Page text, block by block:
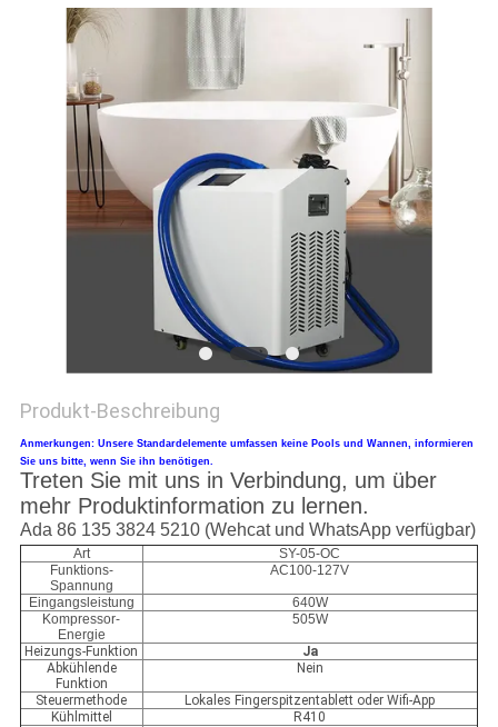
ZITAT
SITEMAP
PRIVACY
POLICY
Produkt-Beschreibung
Anmerkungen: Unsere Standardelemente umfassen keine Pools und Wannen, informieren
Sie uns bitte, wenn Sie ihn benötigen.
Treten Sie mit uns in Verbindung, um über
mehr Produktinformation zu lernen.
Ada 86 135 3824 5210 (Wehcat und WhatsApp verfügbar)
Art
SY-05-OC
Funktions-
Spannung
AC100-127V
Eingangsleistung
640W
Kompressor-
Energie
505W
Heizungs-Funktion
Ja
Abkühlende
Funktion
Nein
Steuermethode
Lokales Fingerspitzentablett oder Wifi-App
Kühlmittel
R410